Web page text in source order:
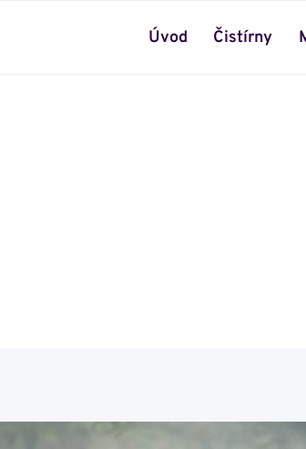
Úvod Čistírny